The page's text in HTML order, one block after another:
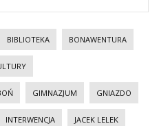
BIBLIOTEKA BONAWENTURA
GIMNAZJUM GNIAZDO
INTERWENCJA JACEK LELEK